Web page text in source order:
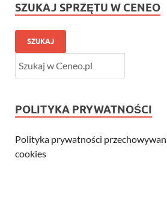
SZUKAJ SPRZĘTU W CENEO
SZUKAJ
POLITYKA PRYWATNOŚCI
Polityka prywatności
cookies